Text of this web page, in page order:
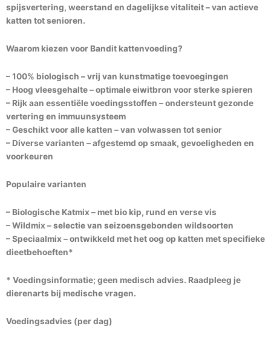
spijsvertering, weerstand en dagelijkse vitaliteit – van actieve
katten tot senioren.
Waarom kiezen voor Bandit kattenvoeding?
– 100% biologisch – vrij van kunstmatige toevoegingen
– Hoog vleesgehalte – optimale eiwitbron voor sterke spieren
– Rijk aan essentiële voedingsstoffen – ondersteunt gezonde
vertering en immuunsysteem
– Geschikt voor alle katten – van volwassen tot senior
– Diverse varianten – afgestemd op smaak, gevoeligheden en
voorkeuren
Populaire varianten
– Biologische Katmix – met bio kip, rund en verse vis
– Wildmix – selectie van seizoensgebonden wildsoorten
– Speciaalmix – ontwikkeld met het oog op katten met specifieke
dieetbehoeften*
* Voedingsinformatie; geen medisch advies. Raadpleeg je
dierenarts bij medische vragen.
Voedingsadvies (per dag)